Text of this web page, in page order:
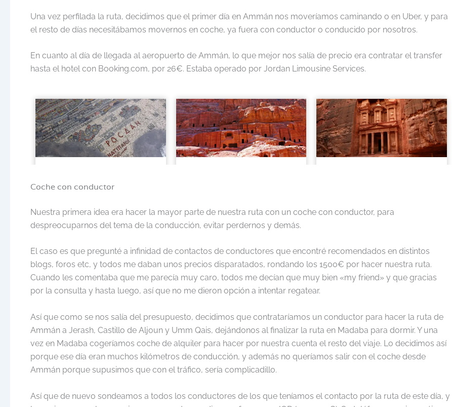
Una vez perfilada la ruta, decidimos que el primer día en Ammán nos moveríamos caminando o en Uber, y para
el resto de días necesitábamos movernos en coche, ya fuera con conductor o conducido por nosotros.
En cuanto al día de llegada al aeropuerto de Ammán, lo que mejor nos salía de precio era contratar el transfer
hasta el hotel con Booking.com, por 26€. Estaba operado por Jordan Limousine Services.
Coche con conductor
Nuestra primera idea era hacer la mayor parte de nuestra ruta con un coche con conductor, para
despreocuparnos del tema de la conducción, evitar perdernos y demás.
El caso es que pregunté a infinidad de contactos de conductores que encontré recomendados en distintos
blogs, foros etc, y todos me daban unos precios disparatados, rondando los 1500€ por hacer nuestra ruta.
Cuando les comentaba que me parecía muy caro, todos me decían que muy bien «my friend» y que gracias
por la consulta y hasta luego, así que no me dieron opción a intentar regatear.
Así que como se nos salía del presupuesto, decidimos que contrataríamos un conductor para hacer la ruta de
Ammán a Jerash, Castillo de Aljoun y Umm Qais, dejándonos al finalizar la ruta en Madaba para dormir. Y una
vez en Madaba cogeríamos coche de alquiler para hacer por nuestra cuenta el resto del viaje. Lo decidimos así
porque ese día eran muchos kilómetros de conducción, y además no queríamos salir con el coche desde
Ammán porque supusimos que con el tráfico, sería complicadillo.
Así que de nuevo sondeamos a todos los conductores de los que teníamos el contacto por la ruta de este día, y